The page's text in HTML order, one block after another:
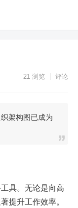
21 浏览 评论
架构图已成为
具。无论是向高
提升工作效率。